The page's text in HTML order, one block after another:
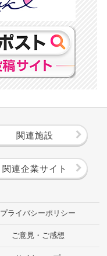
関連施設
関連企業サイト
プライバシーポリシー
ご意見・ご感想